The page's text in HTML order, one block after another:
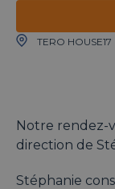
TERO HOUSE17
Notre rendez-
direction de
Stéphanie